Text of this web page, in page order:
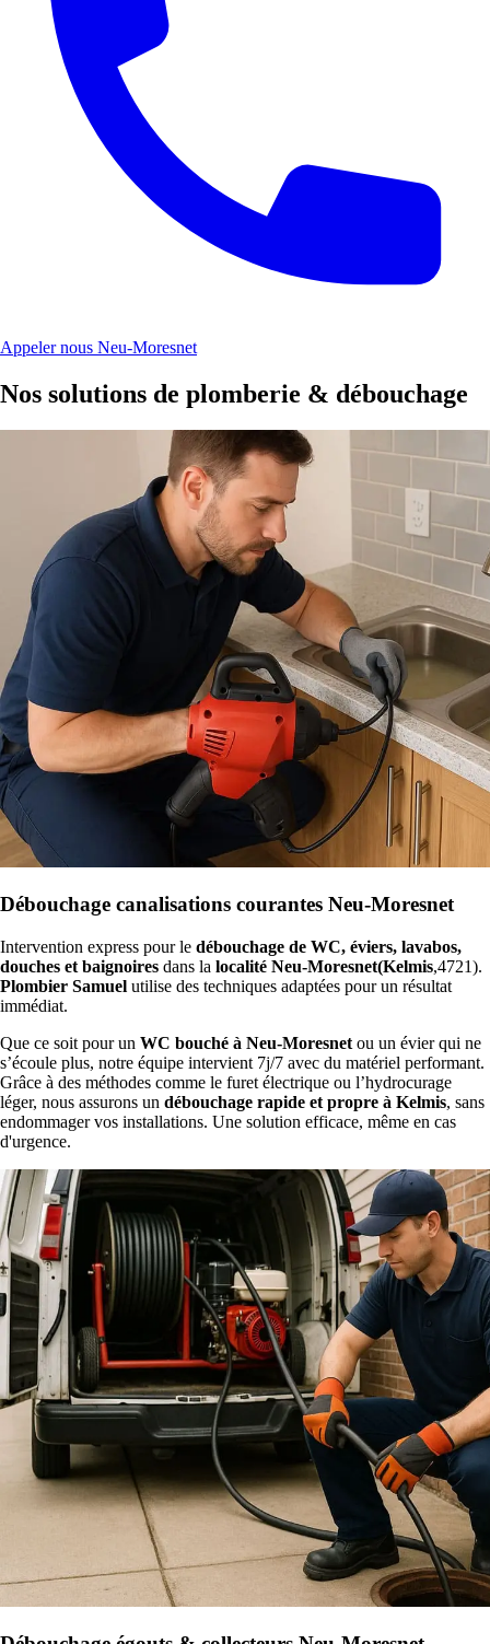
Appeler nous Neu-Moresnet
Nos solutions de plomberie & débouchage
Débouchage canalisations courantes Neu-Moresnet
Intervention express pour le débouchage de WC, éviers, lavabos,
douches et baignoires dans la localité Neu-Moresnet(Kelmis,4721).
Plombier Samuel utilise des techniques adaptées pour un résultat
immédiat.
Que ce soit pour un WC bouché à Neu-Moresnet ou un évier qui ne
s’écoule plus, notre équipe intervient 7j/7 avec du matériel performant.
Grâce à des méthodes comme le furet électrique ou l’hydrocurage
léger, nous assurons un débouchage rapide et propre à Kelmis, sans
endommager vos installations. Une solution efficace, même en cas
d'urgence.